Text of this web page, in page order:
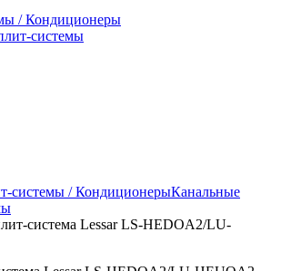
/ Кондиционеры
системы
системы / КондиционерыКанальные
система Lessar LS-HEDOA2/LU-